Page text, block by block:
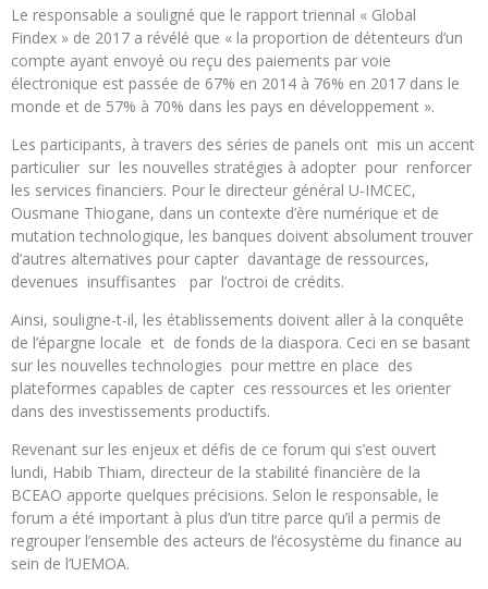
Le responsable a souligné que le rapport triennal « Global
Findex » de 2017 a révélé que « la proportion de détenteurs d’un
compte ayant envoyé ou reçu des paiements par voie
électronique est passée de 67% en 2014 à 76% en 2017 dans le
monde et de 57% à 70% dans les pays en développement ».
Les participants, à travers des séries de panels ont mis un accent
particulier sur les nouvelles stratégies à adopter pour renforcer
les services financiers. Pour le directeur général U-IMCEC,
Ousmane Thiogane, dans un contexte d’ère numérique et de
mutation technologique, les banques doivent absolument trouver
d’autres alternatives pour capter davantage de ressources,
devenues insuffisantes par l’octroi de crédits.
Ainsi, souligne-t-il, les établissements doivent aller à la conquête
de l’épargne locale et de fonds de la diaspora. Ceci en se basant
sur les nouvelles technologies pour mettre en place des
plateformes capables de capter ces ressources et les orienter
dans des investissements productifs.
Revenant sur les enjeux et défis de ce forum qui s’est ouvert
lundi, Habib Thiam, directeur de la stabilité financière de la
BCEAO apporte quelques précisions. Selon le responsable, le
forum a été important à plus d’un titre parce qu’il a permis de
regrouper l’ensemble des acteurs de l’écosystème du finance au
sein de l’UEMOA.